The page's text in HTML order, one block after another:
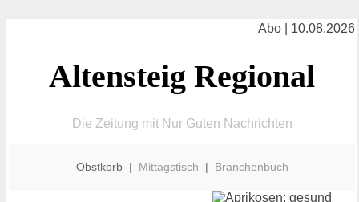
Abo | 10.08.2026
Altensteig Regional
Die Zeitung mit Nur Guten Nachrichten
Obstkorb | Mittagstisch | Branchenbuch